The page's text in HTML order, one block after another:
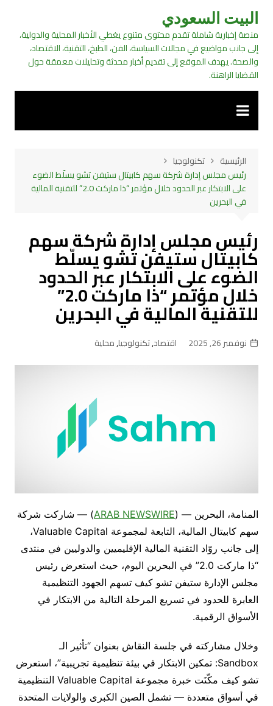
التجاوز
المحتوى
البيت السعودي
منصة إخبارية شاملة تقدم محتوى متنوع يغطي الأخبار المحلية والدولية،
إلى جانب مواضيع في مجالات السياسة، الفن، الطبخ، التقنية، الاقتصاد،
والصحة. يهدف الموقع إلى تقديم أخبار محدثة وتحليلات معمقة حول
القضايا الراهنة.
الرئيسية
تكنولوجيا
رئيس مجلس إدارة شركة سهم كابيتال ستيفن تشو يسلّط الضوء
على الابتكار عبر الحدود خلال مؤتمر “ذا ماركت 2.0” للتقنية المالية
في البحرين
رئيس مجلس إدارة شركة سهم
كابيتال ستيفن تشو يسلّط
الضوء على الابتكار عبر الحدود
خلال مؤتمر “ذا ماركت 2.0”
للتقنية المالية في البحرين
نوفمبر 26, 2025 اقتصاد,تكنولوجيا,محلية
المنامة، البحرين — (ARAB NEWSWIRE) — شاركت شركة
سهم كابيتال المالية، التابعة لمجموعة Valuable Capital،
إلى جانب روّاد التقنية المالية الإقليميين والدوليين في منتدى
“ذا ماركت 2.0” في البحرين اليوم، حيث استعرض رئيس
مجلس الإدارة ستيفن تشو كيف تسهم الجهود التنظيمية
العابرة للحدود في تسريع المرحلة التالية من الابتكار في
الأسواق الرقمية.
وخلال مشاركته في جلسة النقاش بعنوان “تأثير الـ
Sandbox: تمكين الابتكار في بيئة تنظيمية تجريبية”، استعرض
تشو كيف مكّنَت خبرة مجموعة Valuable Capital التنظيمية
في أسواق متعددة — تشمل الصين الكبرى والولايات المتحدة